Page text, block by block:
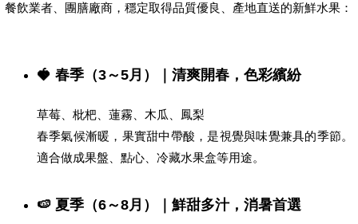
餐飲業者、團膳廠商，穩定取得品質優良、產地直送的新鮮水果：
🍓 春季（3～5月）｜清爽開春，色彩繽紛
草莓、枇杷、蓮霧、木瓜、鳳梨
春季氣候漸暖，果實甜中帶酸，是視覺與味覺兼具的季節。
適合做成果盤、點心、冷藏水果盒等用途。
🍉 夏季（6～8月）｜鮮甜多汁，消暑首選